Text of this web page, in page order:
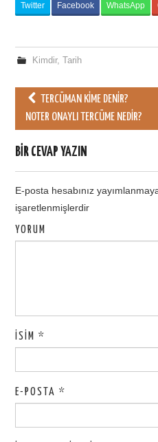
Twitter Facebook WhatsApp
Kimdir, Tarih
Post navigation
TERCÜMAN KIME DENIR?
NOTER ONAYLI TERCÜME NEDIR?
BIR CEVAP YAZIN
E-posta hesabınız
işaretlenmişlerdir
YORUM
İSIM*
E-POSTA*